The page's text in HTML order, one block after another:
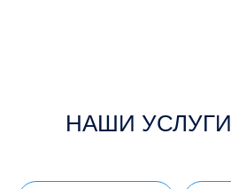
НАШИ УСЛУГИ